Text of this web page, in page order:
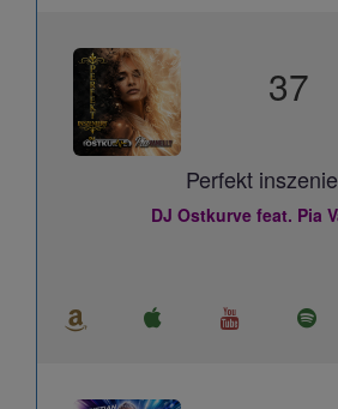
37
Perfekt
DJ Ostkurve feat. Pia